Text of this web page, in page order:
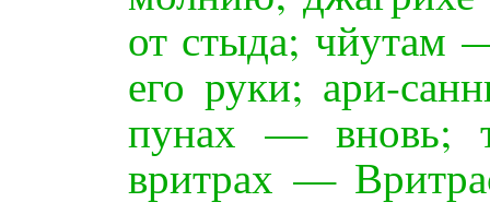
от стыда; чйутам
его руки; ари-
пунах — вновь;
вритрах —